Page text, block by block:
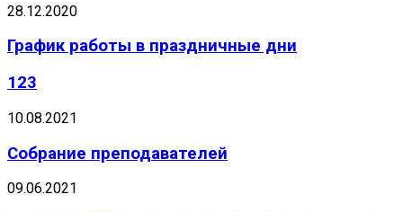
28.12.2020
График работы в праздничные дни
123
10.08.2021
Собрание преподавателей
09.06.2021